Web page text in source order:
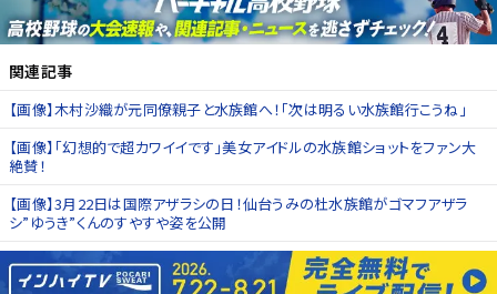
関連記事
【画像】木村沙織が元同僚親子と水族館へ！「次は明るい水族館行こうね」
【画像】「幻想的で超カワイイです」美女アイドルの水族館ショットをファン大
絶賛！
【画像】3月22日は国際アザラシの日！仙台うみの杜水族館がゴマフアザラ
シ”ゆうき”くんのすやすや姿を公開